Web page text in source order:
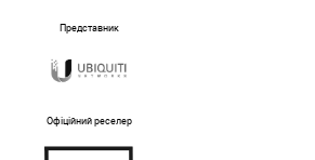
Представник
Офіційний реселер